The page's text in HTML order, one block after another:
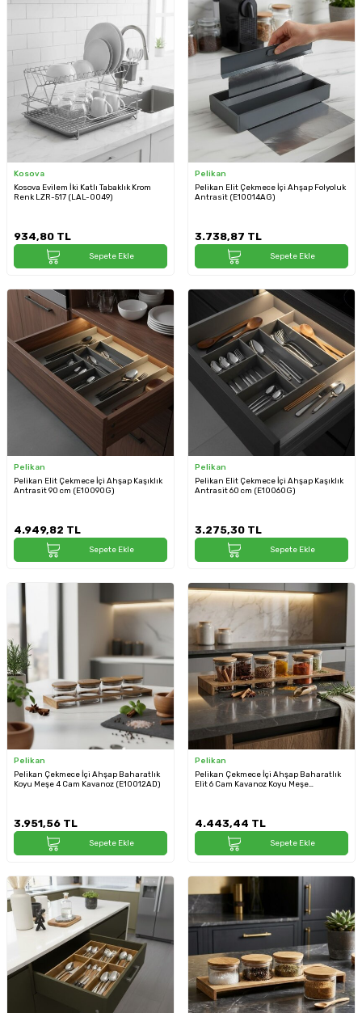
Kosova
Kosova Evilem İki Katlı Tabaklık Krom
Renk LZR-517 (LAL-0049)
934,80 TL
Sepete Ekle
Pelikan
Pelikan Elit Çekmece İçi Ahşap Folyoluk
Antrasit (E10014AG)
3.738,87 TL
Sepete Ekle
Pelikan
Pelikan Elit Çekmece İçi Ahşap Kaşıklık
Antrasit 90 cm (E10090G)
4.949,82 TL
Sepete Ekle
Pelikan
Pelikan Elit Çekmece İçi Ahşap Kaşıklık
Antrasit 60 cm (E10060G)
3.275,30 TL
Sepete Ekle
Pelikan
Pelikan Çekmece İçi Ahşap Baharatlık
Koyu Meşe 4 Cam Kavanoz (E10012AD)
3.951,56 TL
Sepete Ekle
Pelikan
Pelikan Çekmece İçi Ahşap Baharatlık
Elit 6 Cam Kavanoz Koyu Meşe
4.443,44 TL
Sepete Ekle